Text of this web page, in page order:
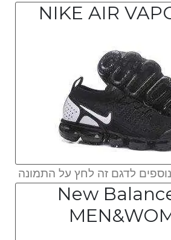
NIKE AIR
לדגם זה לחץ על התמונה
New